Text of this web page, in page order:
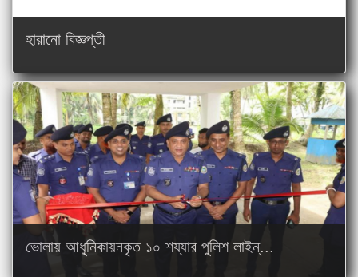
হারানো বিজ্ঞপ্তী
ভোলায় আধুনিকায়নকৃত ১০ শয্যার পুলিশ লাইন্...